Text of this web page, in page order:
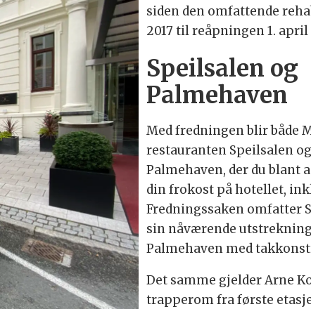
siden den omfattende
2017 til reåpningen 1. april
Speilsalen og
Palmehaven
Med fredningen blir både
restauranten Speilsalen
Palmehaven, der du blant
din frokost på hotellet,
Fredningssaken omfatter
sin nåværende
Palmehaven med
Det samme gjelder Arne
trapperom fra første